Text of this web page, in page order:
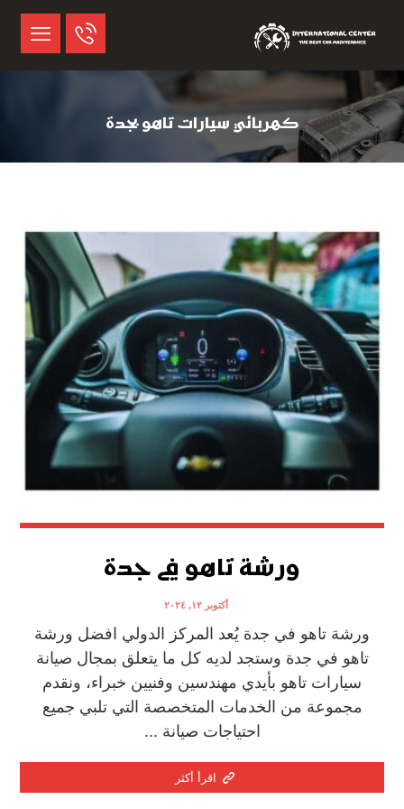
كهربائي سيارات تاهو بجدة
ورشة تاهو في جدة
أكتوبر ١٢, ٢٠٢٤
ورشة تاهو في جدة يُعد المركز الدولي افضل ورشة
تاهو في جدة وستجد لديه كل ما يتعلق بمجال صيانة
سيارات تاهو بأيدي مهندسين وفنيين خبراء، ونقدم
مجموعة من الخدمات المتخصصة التي تلبي جميع
احتياجات صيانة ...
اقرأ أكثر